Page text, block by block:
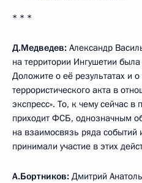
* * *
Д.Медведев: Александр
на территории Ингушетии
Доложите о её результатах и
террористического акта в
экспресс». То, к чему сейчас
приходит ФСБ, однозначным
на взаимосвязь ряда
принимали участие в этих
А.Бортников: Дмитрий